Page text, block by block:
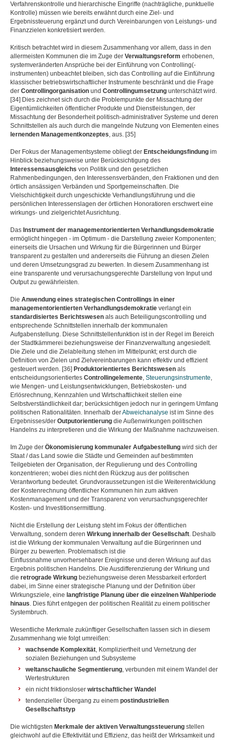
Verfahrenskontrolle und hierarchische Eingriffe (nachträgliche, punktuelle
Kontrolle) müssen wie bereits erwähnt durch eine Ziel- und
Ergebnissteuerung ergänzt und durch Vereinbarungen von Leistungs- und
Finanzzielen konkretisiert werden.
Kritisch betrachtet wird in diesem Zusammenhang vor allem, dass in den
allermeisten Kommunen die im Zuge der Verwaltungsreform erhobenen,
systemveränderten Ansprüche bei der Einführung von Controlling(-
instrumenten) unbeachtet bleiben, sich das Controlling auf die Einführung
klassischer betriebswirtschaftlicher Instrumente beschränkt und die Frage
der Controllingorganisation und Controllingumsetzung unterschätzt wird.
[34] Dies zeichnet sich durch die Problempunkte der Missachtung der
Eigentümlichkeiten öffentlicher Produkte und Dienstleistungen, der
Missachtung der Besonderheit politisch-administrativer Systeme und deren
Schnittstellen als auch durch die mangelnde Nutzung von Elementen eines
lernenden Managementkonzeptes, aus. [35]
Der Fokus der Managementsysteme obliegt der Entscheidungsfindung im
Hinblick beziehungsweise unter Berücksichtigung des
Interessensausgleichs von Politik und den gesetzlichen
Rahmenbedingungen, den Interessensverbänden, den Fraktionen und den
örtlich ansässigen Verbänden und Sportgemeinschaften. Die
Vielschichtigkeit durch ungeschickte Verhandlungsführung und die
persönlichen Interessenslagen der örtlichen Honoratioren erschwert eine
wirkungs- und zielgerichtet Ausrichtung.
Das Instrument der managementorientierten Verhandlungsdemokratie
ermöglicht hingegen - im Optimum - die Darstellung zweier Komponenten;
einerseits die Ursachen und Wirkung für die Bürgerinnen und Bürger
transparent zu gestalten und andererseits die Führung an diesen Zielen
und deren Umsetzungsgrad zu bewerten. In diesem Zusammenhang ist
eine transparente und verursachungsgerechte Darstellung von Input und
Output zu gewährleisten.
Die Anwendung eines strategischen Controllings in einer
managementorientierten Verhandlungsdemokratie verlangt ein
standardisiertes Berichtswesen als auch Beteiligungscontrolling und
entsprechende Schnittstellen innerhalb der kommunalen
Aufgabenstellung. Diese Schnittstellenfunktion ist in der Regel im Bereich
der Stadtkämmerei beziehungsweise der Finanzverwaltung angesiedelt.
Die Ziele und die Zielableitung stehen im Mittelpunkt; erst durch die
Definition von Zielen und Zielvereinbarungen kann effektiv und effizient
gesteuert werden. [36] Produktorientiertes Berichtswesen als
entscheidungsorientiertes Controllingelemente, Steuerungsinstrumente,
wie Mengen- und Leistungsentwicklungen, Betriebskosten- und
Erlösrechnung, Kennzahlen und Wirtschaftlichkeit stellen eine
Selbstverständlichkeit dar; berücksichtigen jedoch nur in geringem Umfang
politischen Rationalitäten. Innerhalb derAbweichanalyse ist im Sinne des
Ergebnisses/der Outputorientierung die Außenwirkungen politischen
Handelns zu interpretieren und die Wirkung der Maßnahme nachzuweisen.
Im Zuge der Ökonomisierung kommunaler Aufgabestellung wird sich der
Staat / das Land sowie die Städte und Gemeinden auf bestimmten
Teilgebieten der Organisation, der Regulierung und des Controlling
konzentrieren; wobei dies nicht den Rückzug aus der politischen
Verantwortung bedeutet. Grundvoraussetzungen ist die Weiterentwicklung
der Kostenrechnung öffentlicher Kommunen hin zum aktiven
Kostenmanagement und der Transparenz von verursachungsgerechter
Kosten- und Investitionsermittlung.
Nicht die Erstellung der Leistung steht im Fokus der öffentlichen
Verwaltung, sondern deren Wirkung innerhalb der Gesellschaft. Deshalb
ist die Wirkung der kommunalen Verwaltung auf die Bürgerinnen und
Bürger zu bewerten. Problematisch ist die
Einflussnahme unvorhersehbarer Ereignisse und deren Wirkung auf das
Ergebnis politischen Handelns. Die Ausdifferenzierung der Wirkung und
die retrograde Wirkung beziehungsweise deren Messbarkeit erfordert
dabei, im Sinne einer strategische Planung und der Definition über
Wirkungsziele, eine langfristige Planung über die einzelnen Wahlperiode
hinaus. Dies führt entgegen der politischen Realität zu einem politischer
Systembruch.
Wesentliche Merkmale zukünftiger Gesellschaften lassen sich in diesem
Zusammenhang wie folgt umreißen:
wachsende Komplexität, Kompliziertheit und Vernetzung der
sozialen Beziehungen und Subsysteme
weltanschauliche Segmentierung, verbunden mit einem Wandel der
Wertestrukturen
ein nicht friktionsloser wirtschaftlicher Wandel
tendenzieller Übergang zu einem postindustriellen
Gesellschaftstyp
Die wichtigsten Merkmale der aktiven Verwaltungssteuerung stellen
gleichwohl auf die Effektivität und Effizienz, das heißt der Wirksamkeit und